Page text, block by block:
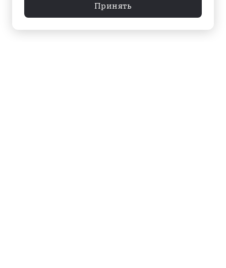
Принять